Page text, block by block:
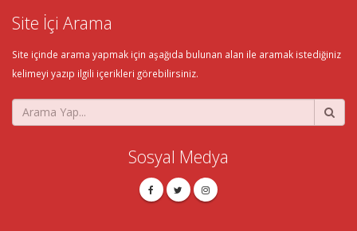
Site İçi Arama
Site içinde arama yapmak için aşağıda bulunan alan ile aramak istediğiniz
kelimeyi yazıp ilgili içerikleri görebilirsiniz.
Sosyal Medya